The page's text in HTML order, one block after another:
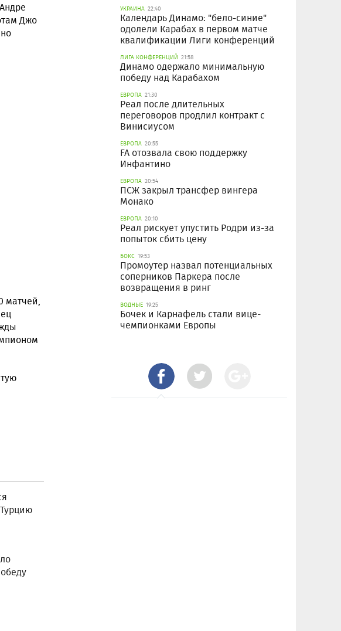
Джо
матчей,
УКРАИНА 22:40
Календарь Динамо: "бело-синие"
одолели Карабах в первом матче
квалификации Лиги конференций
ЛИГА КОНФЕРЕНЦИЙ 21:58
Динамо одержало минимальную
победу над Карабахом
ЕВРОПА 21:30
Реал после длительных
переговоров продлил контракт с
Винисиусом
ЕВРОПА 20:55
FA отозвала свою поддержку
Инфантино
ЕВРОПА 20:54
ПСЖ закрыл трансфер вингера
Монако
ЕВРОПА 20:10
Реал рискует упустить Родри из-за
попыток сбить цену
БОКС 19:53
Промоутер назвал потенциальных
соперников Паркера после
возвращения в ринг
ВОДНЫЕ 19:25
Бочек и Карнафель стали вице-
чемпионками Европы